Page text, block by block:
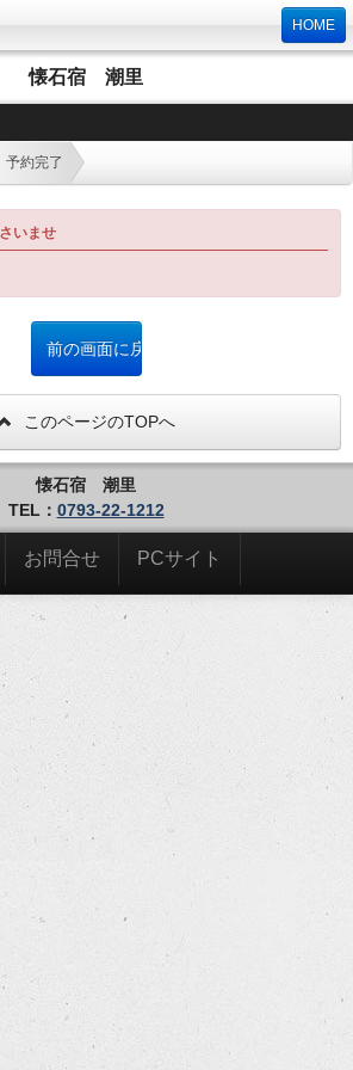
HOME
懐石宿 潮里
予約完了
いませ
このページのTOPへ
懐石宿 潮里
TEL： 0793-22-1212
お問合せ PCサイト